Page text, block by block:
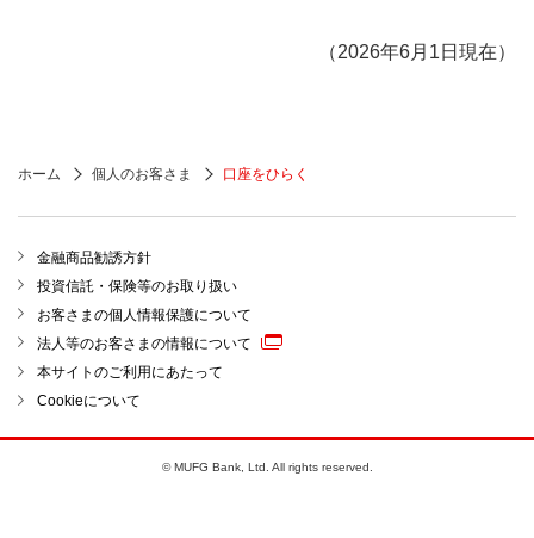
個人番号（マイナンバー）が確認できる書類につい
てくわしくはこちら
3 口座開設理由やご利用目的をお伺いしたうえ
で口座開設をご遠慮いただくことがあります。
（2026年6月1日現在）
ホーム 個人のお客さま 口座をひらく
金融商品勧誘方針
投資信託・保険等のお取り扱い
お客さまの個人情報保護について
法人等のお客さまの情報について
本サイトのご利用にあたって
Cookieについて
© MUFG Bank, Ltd. All rights reserved.